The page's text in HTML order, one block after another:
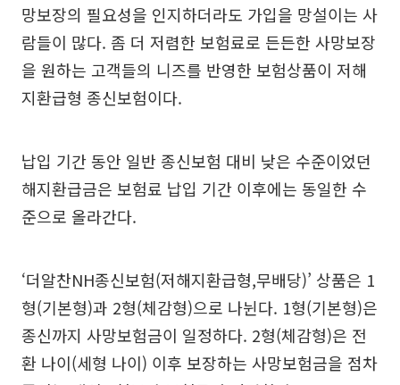
망보장의 필요성을 인지하더라도 가입을 망설이는 사
람들이 많다. 좀 더 저렴한 보험료로 든든한 사망보장
을 원하는 고객들의 니즈를 반영한 보험상품이 저해
지환급형 종신보험이다.
납입 기간 동안 일반 종신보험 대비 낮은 수준이었던
해지환급금은 보험료 납입 기간 이후에는 동일한 수
준으로 올라간다.
‘더알찬NH종신보험(저해지환급형,무배당)’ 상품은 1
형(기본형)과 2형(체감형)으로 나뉜다. 1형(기본형)은
종신까지 사망보험금이 일정하다. 2형(체감형)은 전
환 나이(세형 나이) 이후 보장하는 사망보험금을 점차